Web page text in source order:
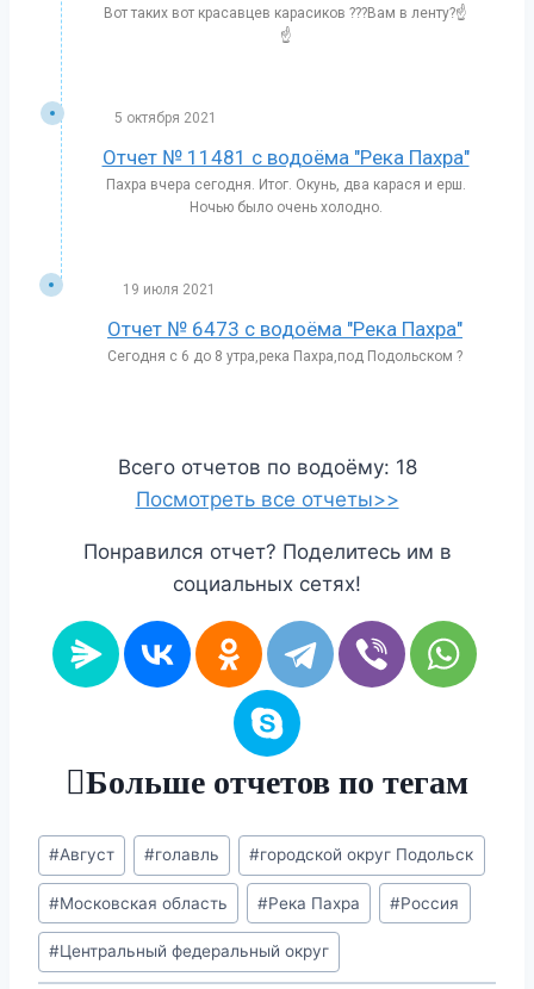
Вот таких вот красавцев карасиков ???Вам в ленту?☝️
☝️
5 октября 2021
Отчет № 11481 с водоёма "Река Пахра"
Пахра вчера сегодня. Итог. Окунь, два карася и ерш.
Ночью было очень холодно.
19 июля 2021
Отчет № 6473 с водоёма "Река Пахра"
Сегодня с 6 до 8 утра,река Пахра,под Подольском ?
Всего отчетов по водоёму: 18
Посмотреть все отчеты>>
Понравился отчет? Поделитесь им в
социальных сетях!
Больше отчетов по тегам
Метки
записи:
#Август #голавль #городской округ Подольск
#Московская область #Река Пахра #Россия
#Центральный федеральный округ